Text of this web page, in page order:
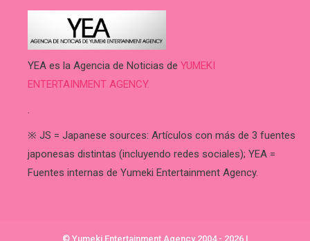
YEA es la Agencia de Noticias de YUMEKI
ENTERTAINMENT AGENCY.
.
※ JS = Japanese sources: Artículos con más de 3 fuentes
japonesas distintas (incluyendo redes sociales); YEA =
Fuentes internas de Yumeki Entertainment Agency.
© Yumeki Entertainment Agency 2004 - 2026 |